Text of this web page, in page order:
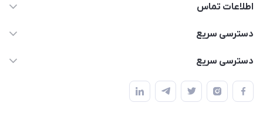
اطلاعات تماس
02166456492 - 09121933405
حتما با هماهنگی قبلی
دسترسی سریع
خرید کیسه خواب
چادر بادی
دسترسی سریع
چادر سرخپوستی
صندلی تاشو